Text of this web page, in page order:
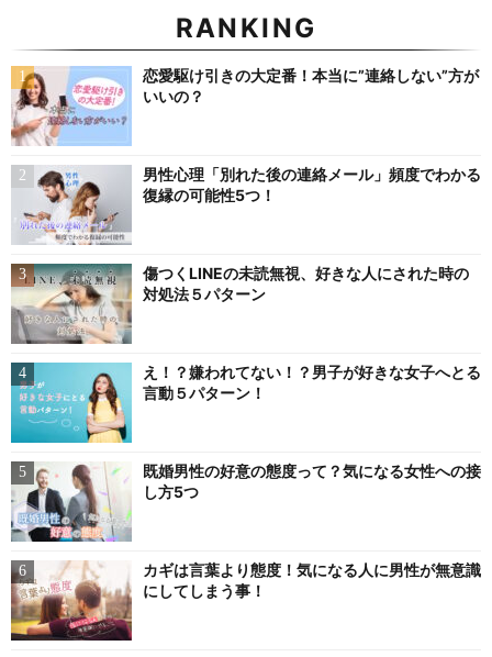
RANKING
恋愛駆け引きの大定番！本当に”連絡しない”方が
いいの？
男性心理「別れた後の連絡メール」頻度でわかる
復縁の可能性5つ！
傷つくLINEの未読無視、好きな人にされた時の
対処法５パターン
え！？嫌われてない！？男子が好きな女子へとる
言動５パターン！
既婚男性の好意の態度って？気になる女性への接
し方5つ
カギは言葉より態度！気になる人に男性が無意識
にしてしまう事！